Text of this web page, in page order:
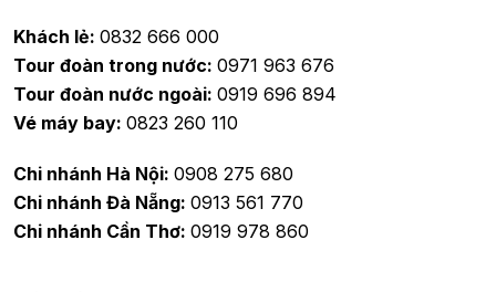
Khách lẻ: 0832 666 000
Tour đoàn trong nước: 0971 963 676
Tour đoàn nước ngoài: 0919 696 894
Vé máy bay: 0823 260 110
Chi nhánh Hà Nội: 0908 275 680
Chi nhánh Đà Nẵng: 0913 561 770
Chi nhánh Cần Thơ: 0919 978 860